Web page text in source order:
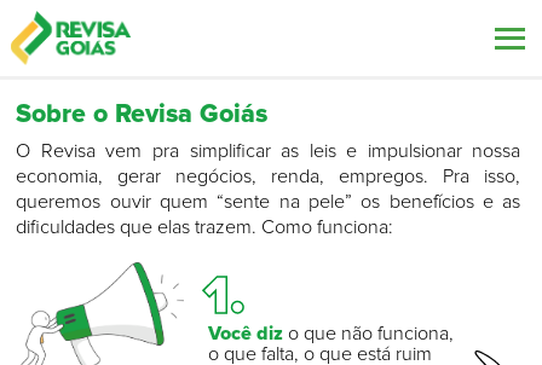
Participe
Saiba mais
Contato
A- A A+
Sobre o Revisa Goiás
O Revisa vem pra simplificar as leis e impulsionar nossa
economia, gerar negócios, renda, empregos. Pra isso,
queremos ouvir quem “sente na pele” os benefícios e as
dificuldades que elas trazem. Como funciona:
1.
Você diz o que não funciona,
o que falta, o que está ruim